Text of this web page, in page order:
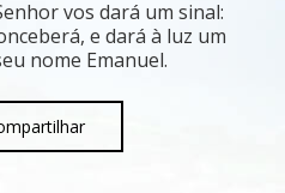
vos dará um sinal:
e dará à luz um
nome Emanuel.